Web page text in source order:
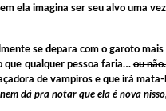
ela imagina ser seu alvo uma
se depara com o garoto
que qualquer pessoa faria…ou não.
de vampiros e que irá
dá pra notar que ela é nova